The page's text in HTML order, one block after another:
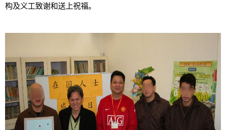
构及义工致谢和送上祝福。